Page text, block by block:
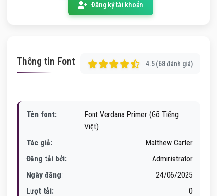
Đăng ký tài khoản
Thông tin Font 4.5 (68 đánh giá)
Tên font:
Font Verdana Primer (Gõ Tiếng
Việt)
Tác giả:
Matthew Carter
Đăng tải bởi:
Administrator
Ngày đăng:
24/06/2025
Lượt tải:
0